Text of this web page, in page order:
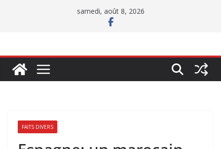
samedi, août 8, 2026
FAITS DIVERS